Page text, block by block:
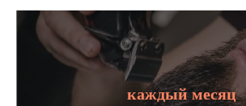
каждый месяц